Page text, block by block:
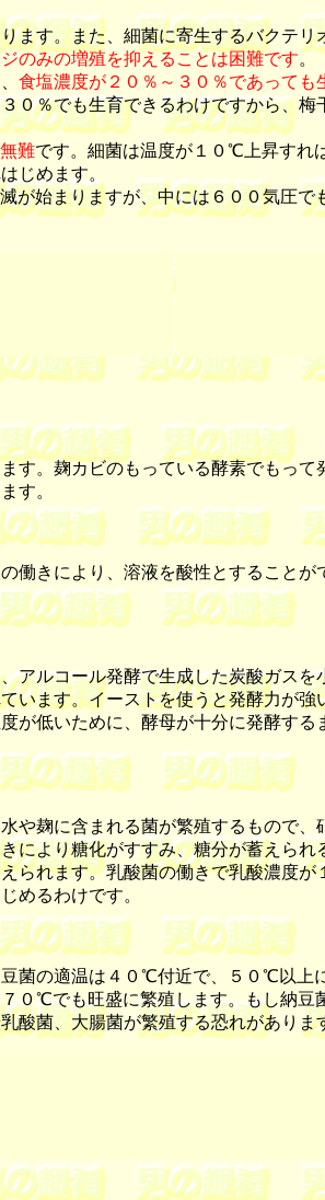
す。また、細菌に寄生するバクテリ
のみの増殖を抑えることは困難です。
食塩濃度が２０％～３０％であっても
％でも生育できるわけですから、
難です。細菌は温度が１０℃上昇すれ
じめます。
始まりますが、中には６００気圧で
。麹カビのもっている酵素でもって
す。
きにより、溶液を酸性とすることが
ルコール発酵で生成した炭酸ガスを
ます。イーストを使うと発酵力が
低いために、酵母が十分に発酵す
に含まれる菌が繁殖するもので、
より糖化がすすみ、糖分が蓄えら
れます。乳酸菌の働きで乳酸濃度
めるわけです。
菌の適温は４０℃付近で、５０℃以上
０℃でも旺盛に繁殖します。もし納
酸菌、大腸菌が繁殖する恐れがありま